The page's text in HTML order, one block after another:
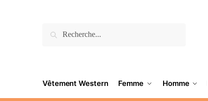
Vêtement Western Femme Homme